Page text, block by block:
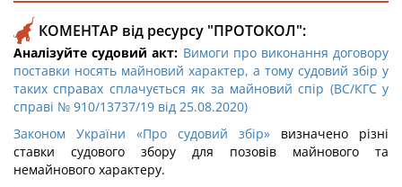
КОМЕНТАР від ресурсу "ПРОТОКОЛ":
Аналізуйте судовий акт: Вимоги про виконання договору
поставки носять майновий характер, а тому судовий збір у
таких справах сплачується як за майновий спір (ВС/КГС у
справі № 910/13737/19 від 25.08.2020)
Законом України «Про судовий збір» визначено різні
ставки судового збору для позовів майнового та
немайнового характеру.